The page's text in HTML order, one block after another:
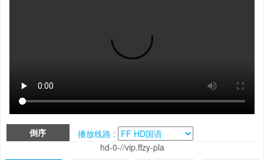
倒序
播放线路 :
hd-0-//vip.ffzy-pla